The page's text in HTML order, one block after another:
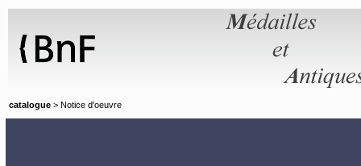
catalogue > Notice d'oeuvre